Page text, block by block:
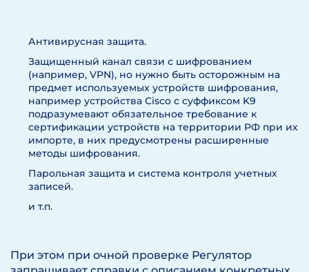
Антивирусная защита.
Защищенный канал связи с шифрованием
(например, VPN), но нужно быть осторожным на
предмет используемых устройств шифрования,
например устройства Cisco с суффиксом K9
подразумевают обязательное требование к
сертификации устройств на территории РФ при их
импорте, в них предусмотрены расширенные
методы шифрования.
Парольная защита и система контроля учетных
записей.
и т.п.
При этом при очной проверке Регулятор